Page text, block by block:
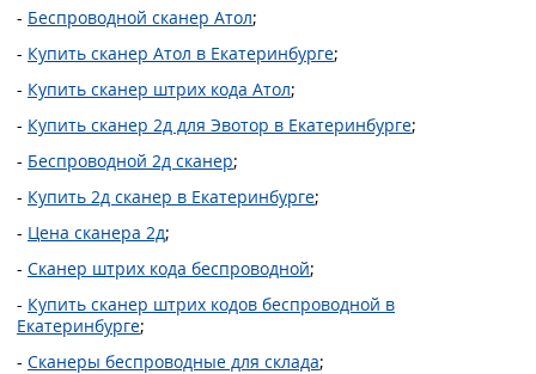
- Беспроводной сканер Атол;
- Купить сканер Атол в Екатеринбурге;
- Купить сканер штрих кода Атол;
- Купить сканер 2д для Эвотор в Екатеринбурге;
- Беспроводной 2д сканер;
- Купить 2д сканер в Екатеринбурге;
- Цена сканера 2д;
- Сканер штрих кода беспроводной;
- Купить сканер штрих кодов беспроводной в
Екатеринбурге;
- Сканеры беспроводные для склада;